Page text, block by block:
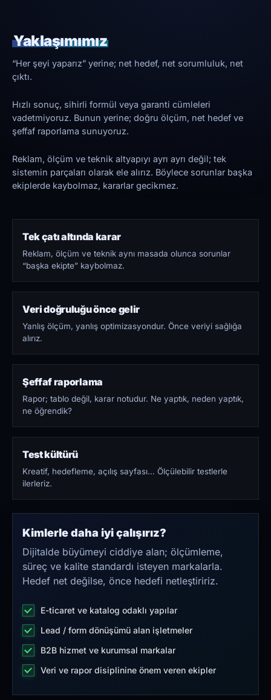
Yaklaşımımız
“Her şeyi yaparız” yerine; net hedef, net sorumluluk, net
çıktı.
Hızlı sonuç, sihirli formül veya garanti cümleleri
vadetmiyoruz. Bunun yerine; doğru ölçüm, net hedef ve
şeffaf raporlama sunuyoruz.
Reklam, ölçüm ve teknik altyapıyı ayrı ayrı değil; tek
sistemin parçaları olarak ele alırız. Böylece sorunlar başka
ekiplerde kaybolmaz, kararlar gecikmez.
Tek çatı altında karar
Reklam, ölçüm ve teknik aynı masada olunca sorunlar
“başka ekipte” kaybolmaz.
Veri doğruluğu önce gelir
Yanlış ölçüm, yanlış optimizasyondur. Önce veriyi sağlığa
alırız.
Şeffaf raporlama
Rapor; tablo değil, karar notudur. Ne yaptık, neden yaptık,
ne öğrendik?
Test kültürü
Kreatif, hedefleme, açılış sayfası… Ölçülebilir testlerle
ilerleriz.
Kimlerle daha iyi çalışırız?
Dijitalde büyümeyi ciddiye alan; ölçümleme,
süreç ve kalite standardı isteyen markalarla.
Hedef net değilse, önce hedefi netleştiririz.
E-ticaret ve katalog odaklı yapılar
Lead / form dönüşümü alan işletmeler
B2B hizmet ve kurumsal markalar
Veri ve rapor disiplinine önem veren ekipler